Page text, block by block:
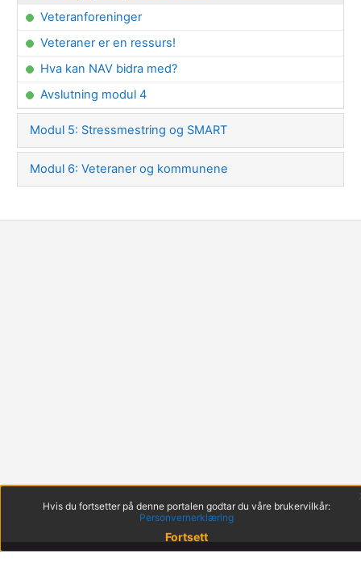
Veteranforeninger
Veteraner er en ressurs!
Hva kan NAV bidra med?
Avslutning modul 4
Modul 5: Stressmestring og SMART
Modul 6: Veteraner og kommunene
Hvis du fortsetter på denne portalen godtar du våre brukervilkår:
Personvernerklæring
Fortsett